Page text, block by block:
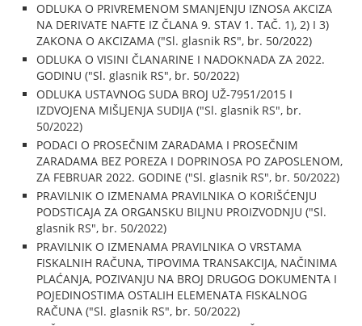
ODLUKA O PRIVREMENOM SMANJENJU IZNOSA AKCIZA
NA DERIVATE NAFTE IZ ČLANA 9. STAV 1. TAČ. 1), 2) I 3)
ZAKONA O AKCIZAMA ("Sl. glasnik RS", br. 50/2022)
ODLUKA O VISINI ČLANARINE I NADOKNADA ZA 2022.
GODINU ("Sl. glasnik RS", br. 50/2022)
ODLUKA USTAVNOG SUDA BROJ UŽ-7951/2015 I
IZDVOJENA MIŠLJENJA SUDIJA ("Sl. glasnik RS", br.
50/2022)
PODACI O PROSEČNIM ZARADAMA I PROSEČNIM
ZARADAMA BEZ POREZA I DOPRINOSA PO ZAPOSLENOM,
ZA FEBRUAR 2022. GODINE ("Sl. glasnik RS", br. 50/2022)
PRAVILNIK O IZMENAMA PRAVILNIKA O KORIŠĆENJU
PODSTICAJA ZA ORGANSKU BILJNU PROIZVODNJU ("Sl.
glasnik RS", br. 50/2022)
PRAVILNIK O IZMENAMA PRAVILNIKA O VRSTAMA
FISKALNIH RAČUNA, TIPOVIMA TRANSAKCIJA, NAČINIMA
PLAĆANJA, POZIVANJU NA BROJ DRUGOG DOKUMENTA I
POJEDINOSTIMA OSTALIH ELEMENATA FISKALNOG
RAČUNA ("Sl. glasnik RS", br. 50/2022)